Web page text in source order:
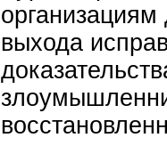
организациям
выхода